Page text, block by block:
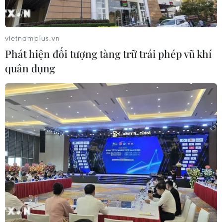
Nhìn lại thế giới năm 2016: EU vẫn lúng
túng giữa vòng luẩn quẩn
26/12/2016 06:45
Cuộc khủng hoảng người di cư bùng phát 2 năm trước
tới thời điểm này vẫn được coi là một trong những vấn
đề nhức nhối nhất mà Liên minh châu Âu (EU) phải đối
mặt.
vietnamplus.vn
Phát hiện đối tượng tàng trữ trái phép vũ khí
quân dụng